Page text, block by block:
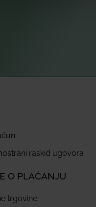
raskid ugovora
O PLAĆANJU
trgovine